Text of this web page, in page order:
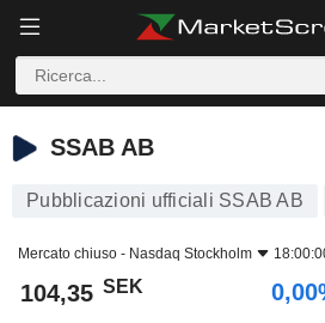
SSAB AB
SSAB AB
Pubblicazioni ufficiali SSAB AB
Mercato chiuso - Nasdaq Stockholm
104,35 SEK